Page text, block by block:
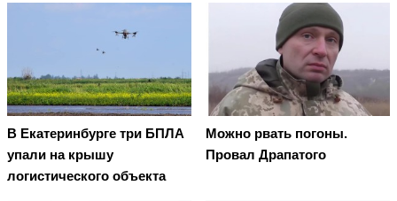
В Екатеринбурге три БПЛА
упали на крышу
логистического объекта
Можно рвать погоны.
Провал Драпатого